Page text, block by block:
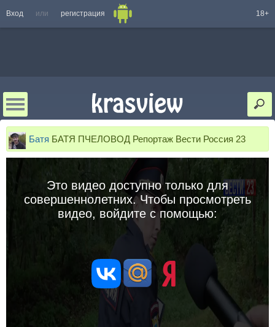
Вход или регистрация 18+
Батя БАТЯ ПЧЕЛОВОД Репортаж Вести Россия 23
Это видео доступно только для
совершеннолетних. Чтобы просмотреть
видео, войдите с помощью: